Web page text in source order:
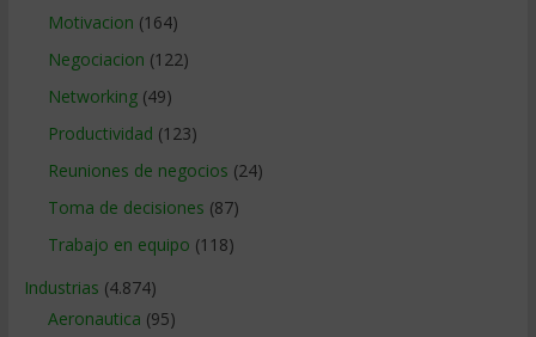
Motivacion (164)
Negociacion (122)
Networking(49)
Productividad (123)
Reuniones de negocios (24)
Toma de decisiones (87)
Trabajo en equipo (118)
Industrias (4.874)
Aeronautica (95)